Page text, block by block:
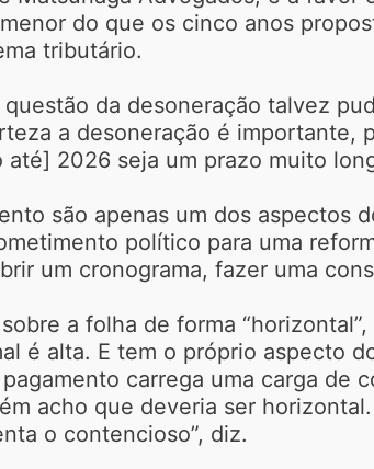
do que os cinco anos
tributário.
da desoneração talvez
a desoneração é importante,
2026 seja um prazo muito
são apenas um dos aspectos
político para uma
um cronograma, fazer uma
a folha de forma
é alta. E tem o próprio aspecto
carrega uma carga de
acho que deveria ser
o contencioso”, diz.